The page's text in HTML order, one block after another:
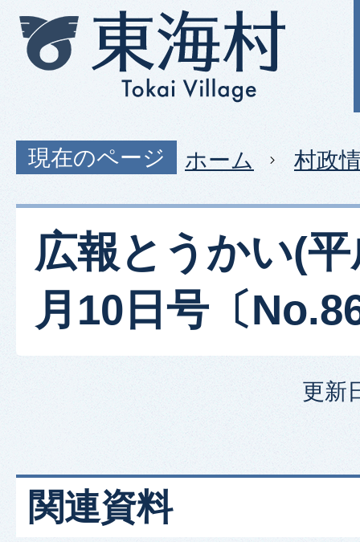
現在のページ ホーム 村政
広報とうかい(
月10日号〔
更新
関連資料